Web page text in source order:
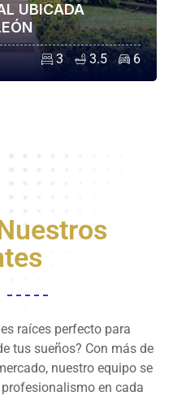
UBICADA
3 3.5 6
raíces perfecto para
tus sueños? Con más de
nuestro equipo se
en cada